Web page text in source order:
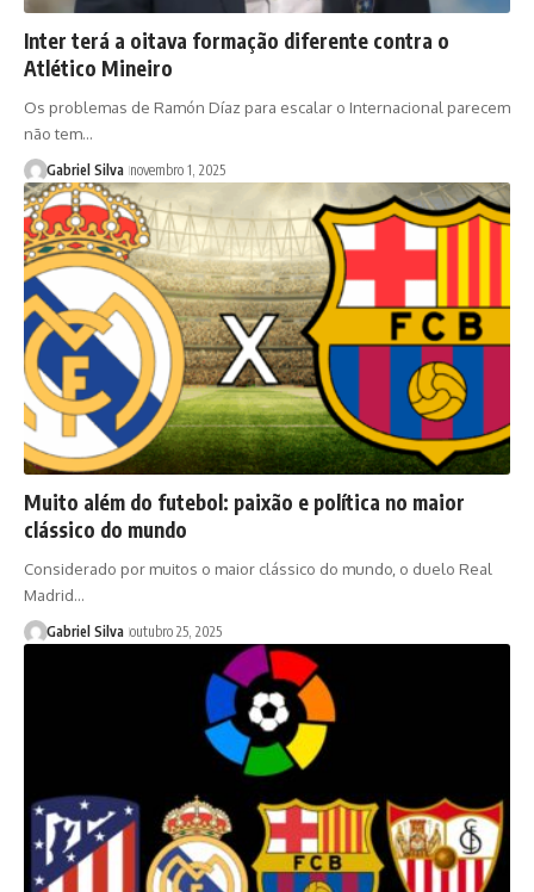
Inter terá a oitava formação diferente contra o
Atlético Mineiro
Os problemas de Ramón Díaz para escalar o Internacional parecem
não tem…
Gabriel Silva novembro 1, 2025
Muito além do futebol: paixão e política no maior
clássico do mundo
Considerado por muitos o maior clássico do mundo, o duelo Real
Madrid…
Gabriel Silva outubro 25, 2025